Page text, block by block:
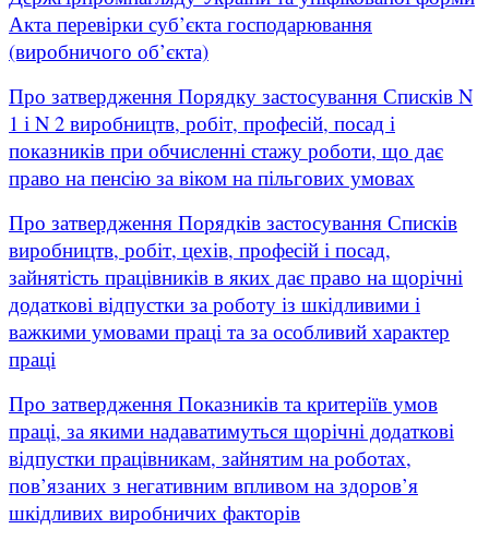
Акта перевірки суб’єкта господарювання
(виробничого об’єкта)
Про затвердження Порядку застосування Списків N
1 і N 2 виробництв, робіт, професій, посад і
показників при обчисленні стажу роботи, що дає
право на пенсію за віком на пільгових умовах
Про затвердження Порядків застосування Списків
виробництв, робіт, цехів, професій і посад,
зайнятість працівників в яких дає право на щорічні
додаткові відпустки за роботу із шкідливими і
важкими умовами праці та за особливий характер
праці
Про затвердження Показників та критеріїв умов
праці, за якими надаватимуться щорічні додаткові
відпустки працівникам, зайнятим на роботах,
пов’язаних з негативним впливом на здоров’я
шкідливих виробничих факторів